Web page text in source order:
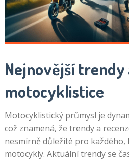
Nejnovější trendy
motocyklistice
Motocyklistický průmysl je
což znamená, že trendy a
nesmírně důležité pro každého,
motocykly. Aktuální trendy se